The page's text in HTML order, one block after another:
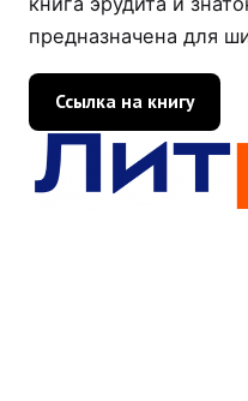
предназначена для
Ссылка на книгу